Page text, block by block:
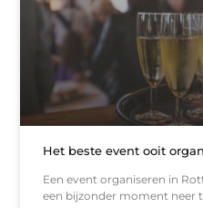
Het beste event ooit
Een event organiseren in
een bijzonder moment neer